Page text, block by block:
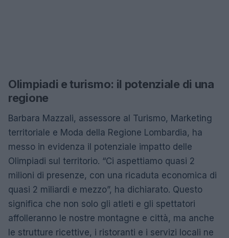
Olimpiadi e turismo: il potenziale di una
regione
Barbara Mazzali, assessore al Turismo, Marketing
territoriale e Moda della Regione Lombardia, ha
messo in evidenza il potenziale impatto delle
Olimpiadi sul territorio. “Ci aspettiamo quasi 2
milioni di presenze, con una ricaduta economica di
quasi 2 miliardi e mezzo”, ha dichiarato. Questo
significa che non solo gli atleti e gli spettatori
affolleranno le nostre montagne e città, ma anche
le strutture ricettive, i ristoranti e i servizi locali ne